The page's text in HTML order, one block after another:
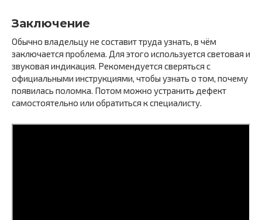
Заключение
Обычно владельцу не составит труда узнать, в чём
заключается проблема. Для этого используется световая и
звуковая индикация. Рекомендуется сверяться с
официальными инструкциями, чтобы узнать о том, почему
появилась поломка. Потом можно устранить дефект
самостоятельно или обратиться к специалисту.